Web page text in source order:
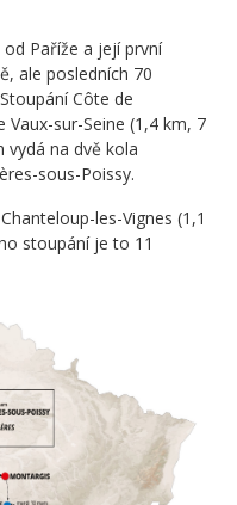
Paříže a její první
ale posledních 70
Côte de
Vaux-sur-Seine (1,4 km, 7
vydá na dvě kola
sous-Poissy.
les-Vignes (1,1
stoupání je to 11